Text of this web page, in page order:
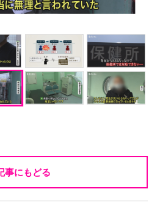
事にもどる